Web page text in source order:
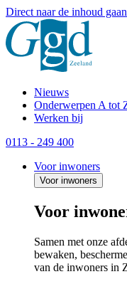
Direct naar de inhoud gaan
Nieuws
Onderwerpen A tot
Werken bij
0113 - 249 400
Voor inwoners
Voor inwoners
Voor
Samen met onze
bewaken,
van de inwoners in